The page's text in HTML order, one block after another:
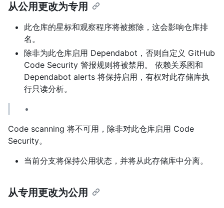
从公用更改为专用
此仓库的星标和观察程序将被擦除，这会影响仓库排
名。
除非为此仓库启用 Dependabot，否则自定义 GitHub
Code Security 警报规则将被禁用。 依赖关系图和
Dependabot alerts 将保持启用，有权对此存储库执
行只读分析。
Code scanning 将不可用，除非对此仓库启用 Code
Security。
当前分支将保持公用状态，并将从此存储库中分离。
从专用更改为公用